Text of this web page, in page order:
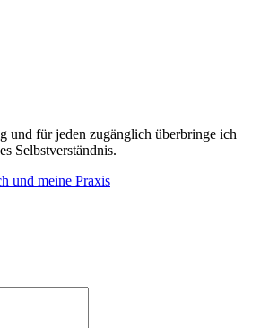
und für jeden zugänglich überbringe ich
Selbstverständnis.
und meine Praxis